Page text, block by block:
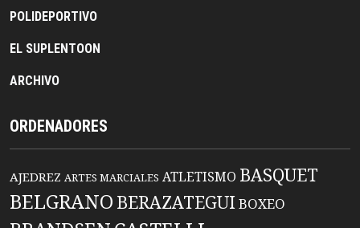
POLIDEPORTIVO
EL SUPLENTOON
ARCHIVO
ORDENADORES
AJEDREZ ARTES MARCIALES ATLETISMO BASQUET
BELGRANO BERAZATEGUIBOXEO